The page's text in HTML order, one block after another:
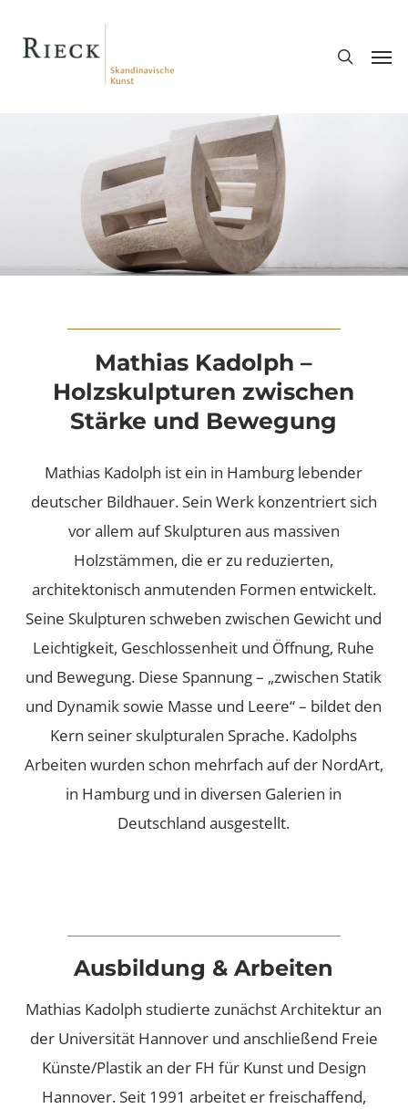
Mathias Kadolph –
Holzskulpturen zwischen
Stärke und Bewegung
Mathias Kadolph ist ein in Hamburg lebender
deutscher Bildhauer. Sein Werk konzentriert sich
vor allem auf Skulpturen aus massiven
Holzstämmen, die er zu reduzierten,
architektonisch anmutenden Formen entwickelt.
Seine Skulpturen schweben zwischen Gewicht und
Leichtigkeit, Geschlossenheit und Öffnung, Ruhe
und Bewegung. Diese Spannung – „zwischen Statik
und Dynamik sowie Masse und Leere“ – bildet den
Kern seiner skulpturalen Sprache. Kadolphs
Arbeiten wurden schon mehrfach auf der NordArt,
in Hamburg und in diversen Galerien in
Deutschland ausgestellt.
Ausbildung & Arbeiten
Mathias Kadolph studierte zunächst Architektur an
der Universität Hannover und anschließend Freie
Künste/Plastik an der FH für Kunst und Design
Hannover. Seit 1991 arbeitet er freischaffend,